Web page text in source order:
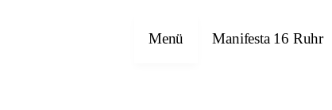
Menü Manifesta 16 Ruhr